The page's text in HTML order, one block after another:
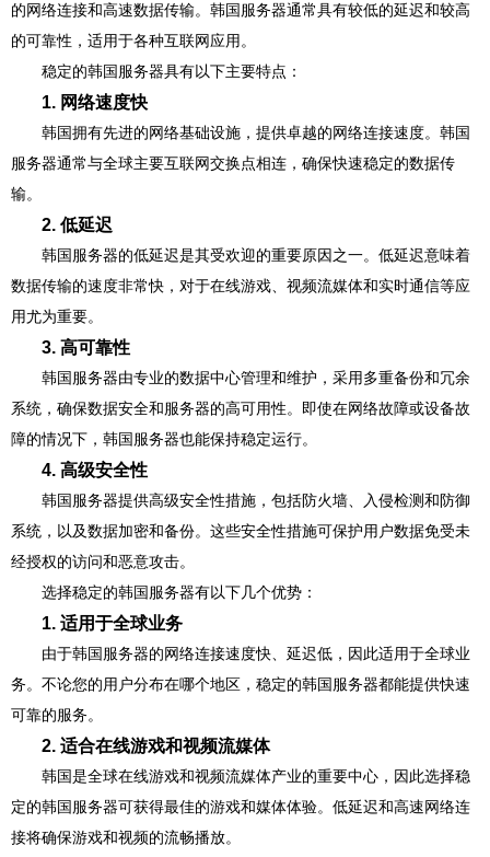
的网络连接和高速数据传输。韩国服务器通常具有较低的延迟和较高
的可靠性，适用于各种互联网应用。
稳定的韩国服务器具有以下主要特点：
1. 网络速度快
韩国拥有先进的网络基础设施，提供卓越的网络连接速度。韩国
服务器通常与全球主要互联网交换点相连，确保快速稳定的数据传
输。
2. 低延迟
韩国服务器的低延迟是其受欢迎的重要原因之一。低延迟意味着
数据传输的速度非常快，对于在线游戏、视频流媒体和实时通信等应
用尤为重要。
3. 高可靠性
韩国服务器由专业的数据中心管理和维护，采用多重备份和冗余
系统，确保数据安全和服务器的高可用性。即使在网络故障或设备故
障的情况下，韩国服务器也能保持稳定运行。
4. 高级安全性
韩国服务器提供高级安全性措施，包括防火墙、入侵检测和防御
系统，以及数据加密和备份。这些安全性措施可保护用户数据免受未
经授权的访问和恶意攻击。
选择稳定的韩国服务器有以下几个优势：
1. 适用于全球业务
由于韩国服务器的网络连接速度快、延迟低，因此适用于全球业
务。不论您的用户分布在哪个地区，稳定的韩国服务器都能提供快速
可靠的服务。
2. 适合在线游戏和视频流媒体
韩国是全球在线游戏和视频流媒体产业的重要中心，因此选择稳
定的韩国服务器可获得最佳的游戏和媒体体验。低延迟和高速网络连
接将确保游戏和视频的流畅播放。